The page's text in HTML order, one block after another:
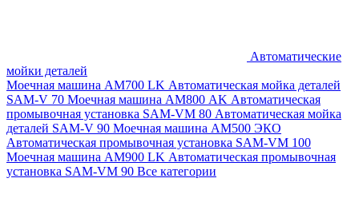
Автоматические
мойки деталей
Моечная машина AM700 LK Автоматическая мойка деталей
SAM-V 70 Моечная машина АМ800 AK Автоматическая
промывочная установка SAM-VM 80 Автоматическая мойка
деталей SAM-V 90 Моечная машина АМ500 ЭКО
Автоматическая промывочная установка SAM-VM 100
Моечная машина AM900 LK Автоматическая промывочная
установка SAM-VM 90 Все категории